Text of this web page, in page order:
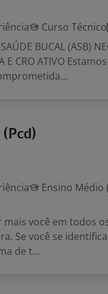
Curso Técnico
BUCAL (ASB)
E CRO ATIVO
(Pcd)
Ensino Médio
você em todos
Se você se
de t...